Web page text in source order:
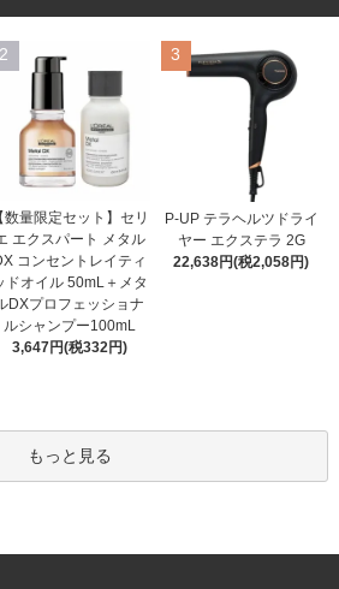
2
数量限定セット】セリ
エクスパート メタル
コンセントレイティ
ドオイル 50mL＋メタ
DXプロフェッショナ
ルシャンプー100mL
3,647円(税332円)
3
P-UP テラヘルツドライ
ヤー エクステラ 2G
22,638円(税2,058円)
もっと見る